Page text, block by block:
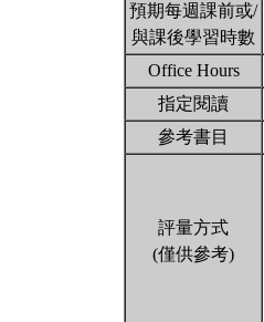
預期每週課前或/
與課後學習時數
Office Hours
指定閱讀
參考書目
評量方式
(僅供參考)